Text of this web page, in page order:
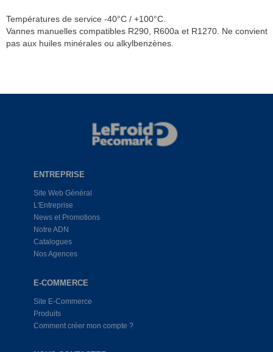
Températures de service -40°C / +100°C.
Vannes manuelles compatibles R290, R600a et R1270. Ne convient
pas aux huiles minérales ou alkylbenzènes.
ENTREPRISE
Site Web Général
L'Entreprise
News et Promotions
Notre ADN
Catalogues
Nos Agences
E-COMMERCE
Site E-Commerce
Produits
Comment créer mon compte ?